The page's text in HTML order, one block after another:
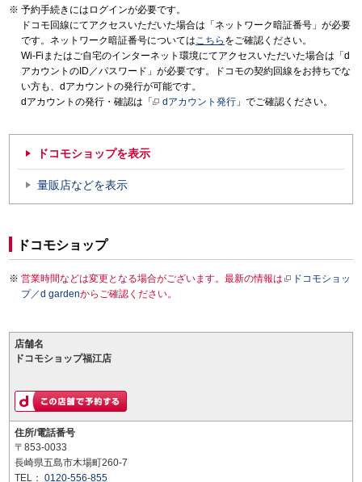
予約手続きにはログインが必要です。
ドコモ回線にてアクセスいただいた場合は「ネットワーク暗証番号」が必要
です。ネットワーク暗証番号についてはこちら をご確認ください。
Wi-Fiまたはご自宅のインターネット環境にてアクセスいただいた場合は「d
アカウントのID／パスワード」が必要です。ドコモの契約回線をお持ちでな
い方も、dアカウントの発行が可能です。
dアカウントの発行・確認は「
dアカウント発行 」でご確認ください。
ドコモショップを表示
量販店などを表示
ドコモショップ
営業時間などは変更となる場合がございます。最新の情報は
ドコモショッ
プ／d gardenからご確認ください。
店舗名
ドコモショップ福江店
住所/電話番号
〒853-0033
長崎県五島市木場町260-7
TEL： 0120-556-855